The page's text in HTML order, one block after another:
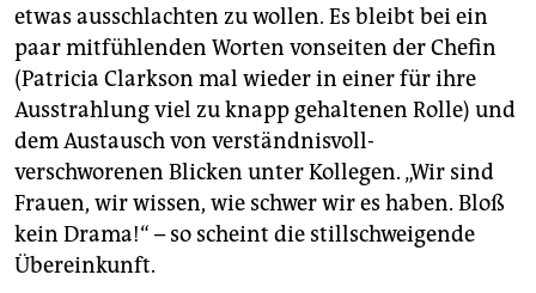
etwas ausschlachten zu wollen. Es bleibt bei ein
paar mitfühlenden Worten vonseiten der Chefin
(Patricia Clarkson mal wieder in einer für ihre
Ausstrahlung viel zu knapp gehaltenen Rolle) und
dem Austausch von verständnisvoll-
verschworenen Blicken unter Kollegen. „Wir sind
Frauen, wir wissen, wie schwer wir es haben. Bloß
kein Drama!“ – so scheint die stillschweigende
Übereinkunft.